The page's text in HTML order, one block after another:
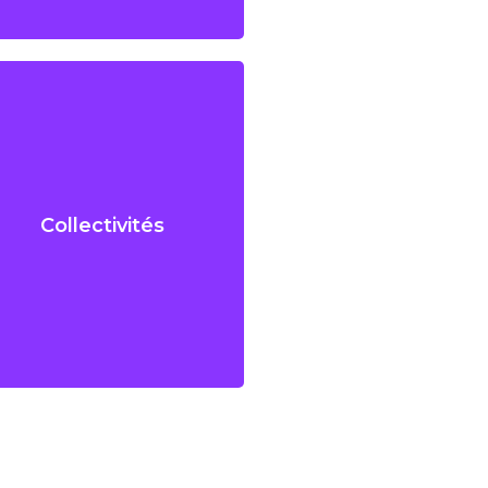
Collectivités
Piscine municipale, centre de